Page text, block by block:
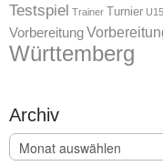
Testspiel Trainer Turnier U15
Vorbereitung
Württemberg
Archiv
Archiv